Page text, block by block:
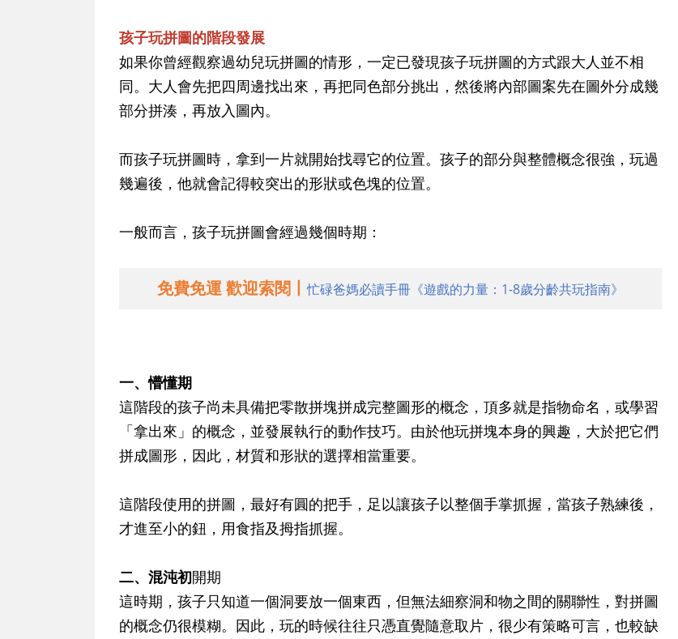
孩子玩拼圖的階段發展
如果你曾經觀察過幼兒玩拼圖的情形，一定已發現孩子玩拼圖的方式跟大人並不相
同。大人會先把四周邊找出來，再把同色部分挑出，然後將內部圖案先在圖外分成幾
部分拼湊，再放入圖內。
而孩子玩拼圖時，拿到一片就開始找尋它的位置。孩子的部分與整體概念很強，玩過
幾遍後，他就會記得較突出的形狀或色塊的位置。
一般而言，孩子玩拼圖會經過幾個時期：
免費免運 歡迎索閱丨忙碌爸媽必讀手冊《遊戲的力量：1-8歲分齡共玩指南》
一、懵懂期
這階段的孩子尚未具備把零散拼塊拼成完整圖形的概念，頂多就是指物命名，或學習
「拿出來」的概念，並發展執行的動作技巧。由於他玩拼塊本身的興趣，大於把它們
拼成圖形，因此，材質和形狀的選擇相當重要。
這階段使用的拼圖，最好有圓的把手，足以讓孩子以整個手掌抓握，當孩子熟練後，
才進至小的鈕，用食指及拇指抓握。
二、混沌初開期
這時期，孩子只知道一個洞要放一個東西，但無法細察洞和物之間的關聯性，對拼圖
的概念仍很模糊。因此，玩的時候往往只憑直覺隨意取片，很少有策略可言，也較缺